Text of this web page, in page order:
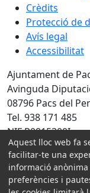
Crèdits
Protecció de
Avís legal
Accessibilitat
Ajuntament de
Avinguda
08796 Pacs del
Tel. 938 171 485
NIF P0815300I
Amb la
Aquest lloc web fa
facilitar-te una
informació
preferències i